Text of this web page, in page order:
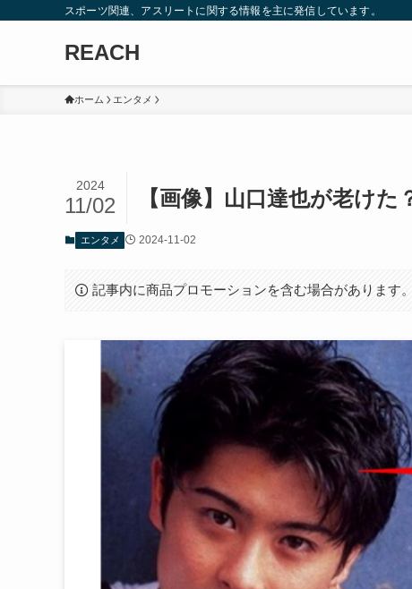
スポーツ関連、アスリートに関する情報を主に発信しています。
REACH
ホーム エンタメ
【画像】山口達也が老け
2024
11/02
エンタメ 2024-11-02
記事内に商品プロモーションを含む場合があります。